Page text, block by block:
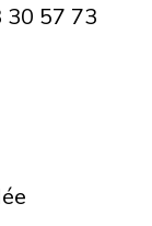
30 57 73